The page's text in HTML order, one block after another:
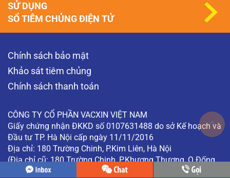
Chính sách bảo mật
Khảo sát tiêm chủng
Chính sách thanh toán
CÔNG TY CỔ PHẦN VACXIN VIỆT NAM
Giấy chứng nhận ĐKKD số 0107631488 do sở Kế hoạch và
Đầu tư TP. Hà Nội cấp ngày 11/11/2016
Địa chỉ: 180 Trường Chinh, P.Kim Liên, Hà Nội
(Địa chỉ cũ: 180 Trường Chinh, P.Khương Thượng, Q.Đống
Đa, Hà Nội)
SỬ DỤNG
SỔ TIÊM CHỦNG ĐIỆN TỬ